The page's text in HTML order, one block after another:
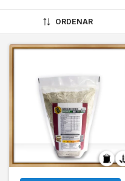
ORDENAR